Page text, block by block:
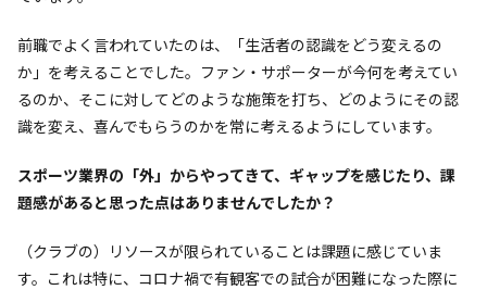
前職でよく言われていたのは、「生活者の認識をどう変えるの
か」を考えることでした。ファン・サポーターが今何を考えてい
るのか、そこに対してどのような施策を打ち、どのようにその認
識を変え、喜んでもらうのかを常に考えるようにしています。
――スポーツ業界の「外」からやってきて、ギャップを感じたり、課
題感があると思った点はありませんでしたか？
（クラブの）リソースが限られていることは課題に感じていま
す。これは特に、コロナ禍で有観客での試合が困難になった際に